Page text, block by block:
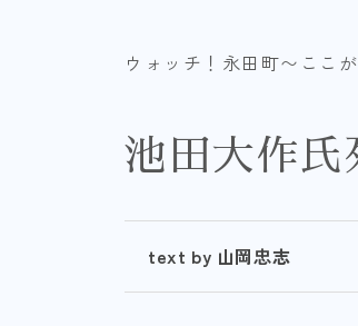
ウォッチ！永田町〜ここ
池田大作氏
text by 山岡忠志